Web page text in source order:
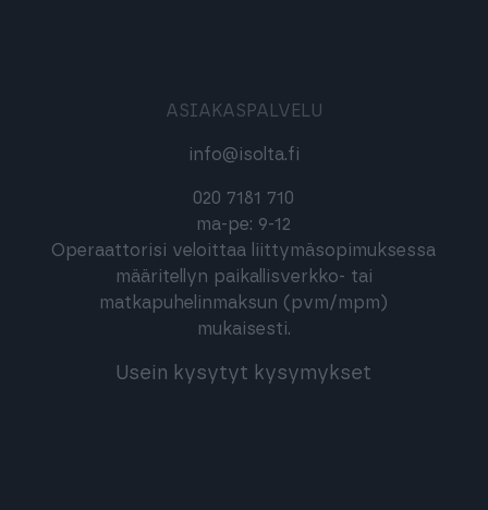
ASIAKASPALVELU
info@isolta.fi
020 7181 710
ma-pe: 9-12
Operaattorisi veloittaa liittymäsopimuksessa
määritellyn paikallisverkko- tai
matkapuhelinmaksun (pvm/mpm)
mukaisesti.
Usein kysytyt kysymykset